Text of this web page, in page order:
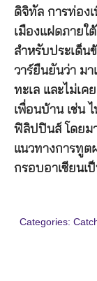
ดิจิทัล การท่อง
เมืองแฝดภายใ
สำหรับประเด็น
วาร์ยืนยันว่า ม
ทะเล และไม่เ
เพื่อนบ้าน เช่น
ฟิลิปปินส์ โดยม
แนวทางการทูต
กรอบอาเซียนเ
Categories: